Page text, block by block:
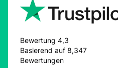
Bewertung 4,3
Basierend auf 8,347
Bewertungen